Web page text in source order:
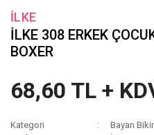
İLKE
İLKE 308 ERKEK
BOXER
68,60 TL +
Kategori
Bayan